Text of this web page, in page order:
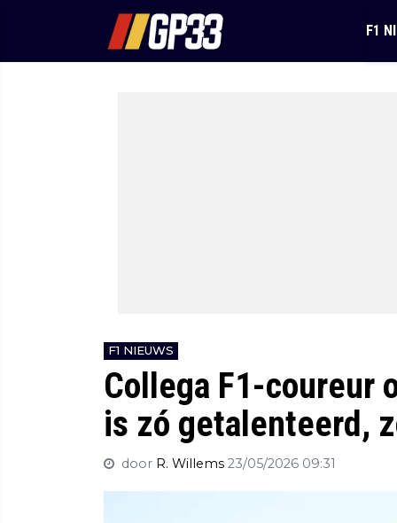
F1
F1 NIEUWS
Collega F1-coureur
is zó getalenteerd,
door R. Willems 23/05/2026 09:31